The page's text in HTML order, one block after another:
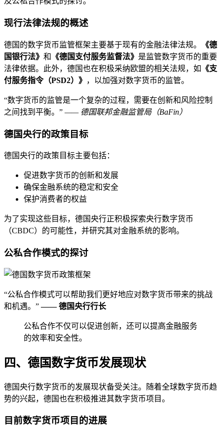
现行法律法规的概述
德国的数字货币监管框架主要基于现有的金融法律法规。
《德
国银行法》 和 《德国支付服务监督法》 是监管数字货币的重要
法律依据。此外，德国也在积极采纳欧盟的相关法规，如 《支
付服务指令（PSD2）》 ，以加强对数字货币的监管。
“数字货币的监管是一个复杂的过程，需要在创新和风险控制
之间找到平衡。” —— 德国联邦金融监管局（BaFin）
德国央行的政策目标
德国央行的政策目标主要包括：
促进数字货币的创新和发展
确保金融系统的稳定和安全
保护消费者的权益
为了实现这些目标，德国央行正积极探索央行数字货币
（CBDC）的可能性，并研究其对金融系统的影响。
公私合作模式的探讨
“公私合作模式可以帮助我们更好地应对数字货币带来的挑战
和机遇。”—— 德国央行行长
公私合作不仅可以促进创新，还可以提高金融服务
的效率和安全性。
四、德国数字货币发展现状
德国央行数字货币的发展现状备受关注。随着全球数字货币趋
势的兴起，德国也在积极推进其数字货币项目。
目前数字货币项目的进展